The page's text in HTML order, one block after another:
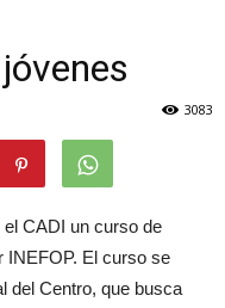
3083
CADI un curso de
INEFOP. El curso se
del Centro, que busca